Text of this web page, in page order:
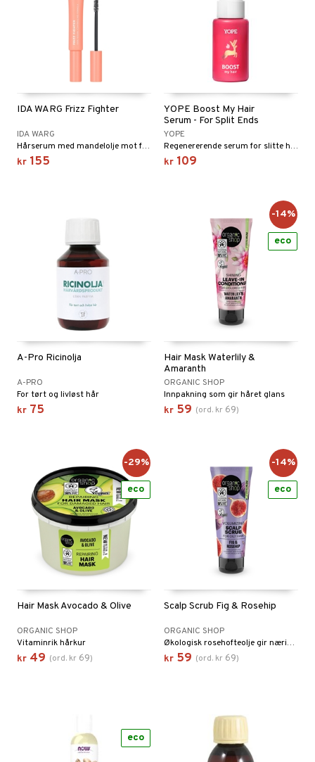
IDA WARG Frizz Fighter
IDA WARG
Hårserum med mandelolje mot frizz og flygende hårstrå
kr 155
YOPE Boost My Hair
Serum - For Split Ends
YOPE
Regenererende serum for slitte hårtupper.
kr 109
A-Pro Ricinolja
A-PRO
For tørt og livløst hår
kr 75
Hair Mask Waterlily &
Amaranth
ORGANIC SHOP
Innpakning som gir håret glans
kr 59 (ord. kr 69)
-14%
eco
Hair Mask Avocado & Olive
ORGANIC SHOP
Vitaminrik hårkur
kr 49 (ord. kr 69)
-29%
eco
Scalp Scrub Fig & Rosehip
ORGANIC SHOP
Økologisk rosehofteolje gir næring og balanse
kr 59 (ord. kr 69)
-14%
eco
eco